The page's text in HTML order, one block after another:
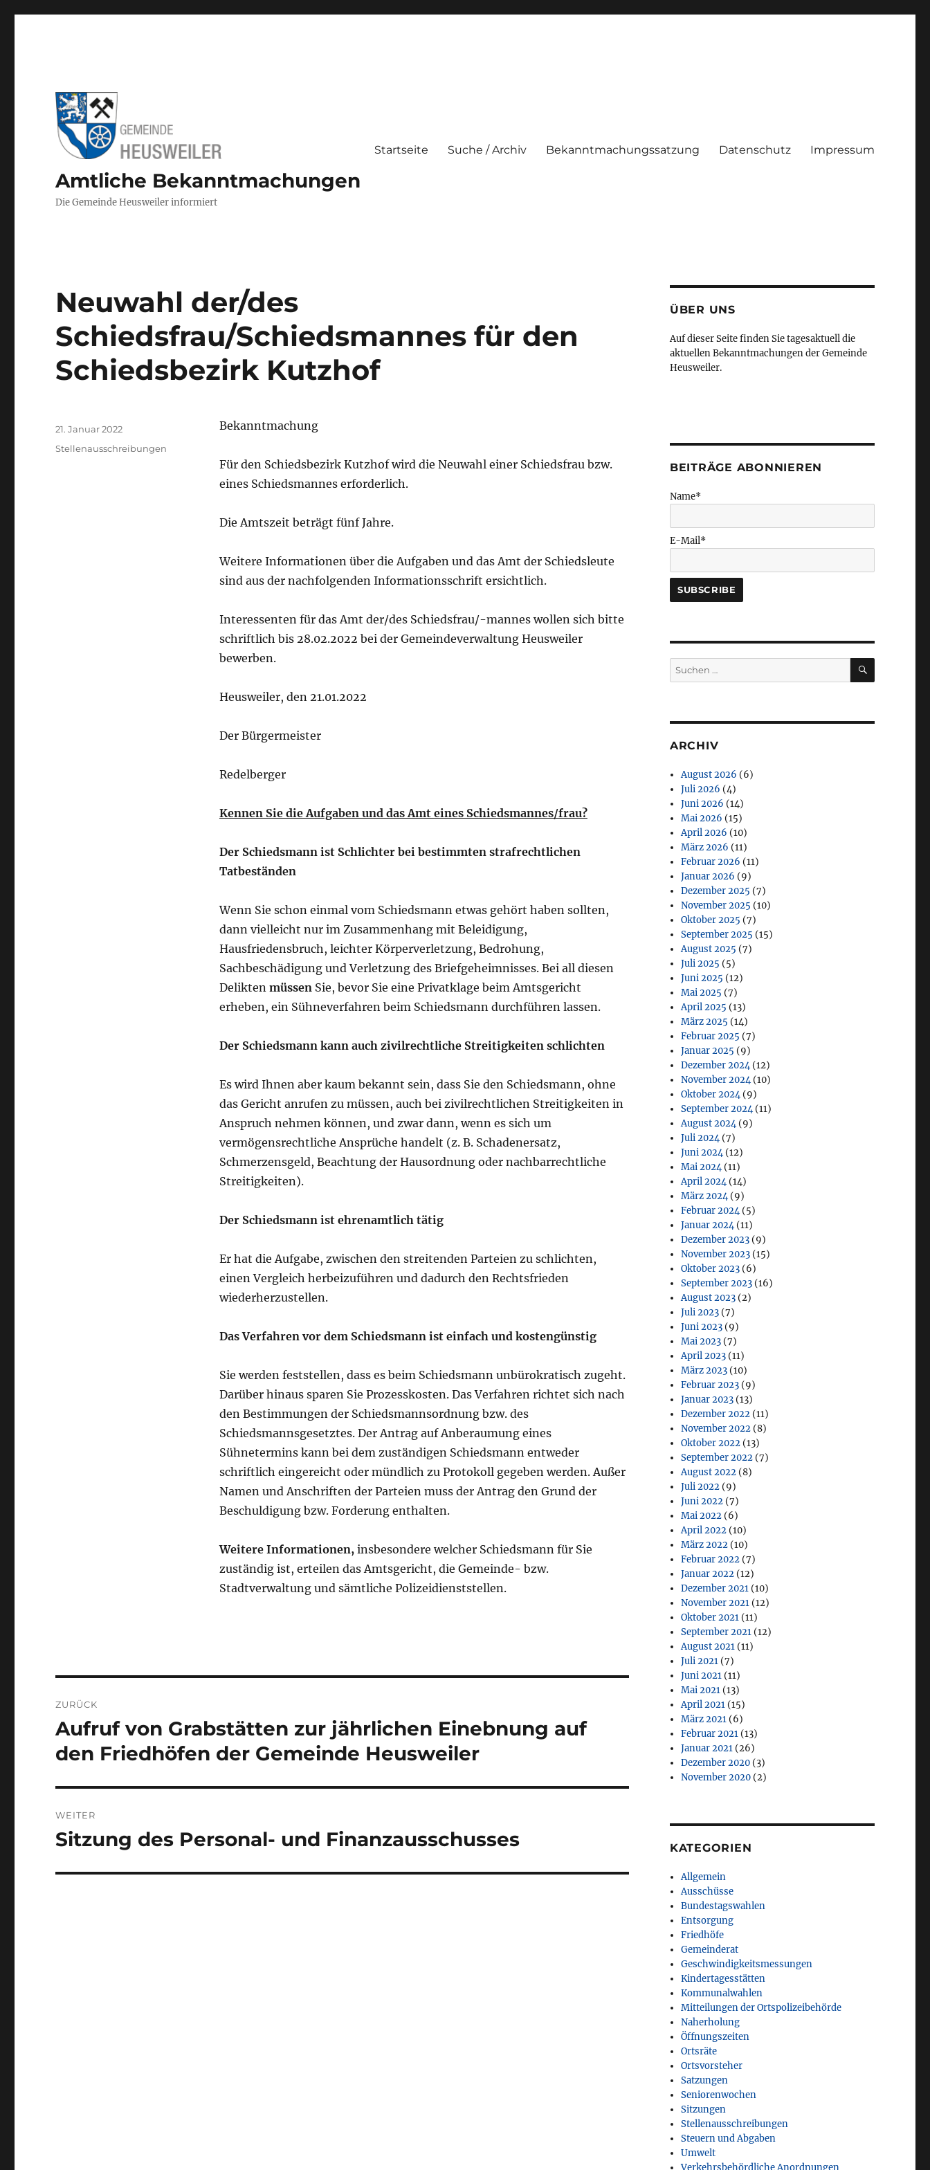
Amtliche Bekanntmachungen
Die Gemeinde Heusweiler informiert
Startseite Suche / Archiv Bekanntmachungssatzung Datenschutz Impressum
Neuwahl der/des
Schiedsfrau/Schiedsmannes für den
Schiedsbezirk Kutzhof
Bekanntmachung
Für den Schiedsbezirk Kutzhof wird die Neuwahl einer Schiedsfrau bzw.
eines Schiedsmannes erforderlich.
Die Amtszeit beträgt fünf Jahre.
Weitere Informationen über die Aufgaben und das Amt der Schiedsleute
sind aus der nachfolgenden Informationsschrift ersichtlich.
Interessenten für das Amt der/des Schiedsfrau/-mannes wollen sich bitte
schriftlich bis 28.02.2022 bei der Gemeindeverwaltung Heusweiler
bewerben.
Heusweiler, den 21.01.2022
Der Bürgermeister
Redelberger
Kennen Sie die Aufgaben und das Amt eines Schiedsmannes/frau?
Der Schiedsmann ist Schlichter bei bestimmten strafrechtlichen
Tatbeständen
Wenn Sie schon einmal vom Schiedsmann etwas gehört haben sollten,
dann vielleicht nur im Zusammenhang mit Beleidigung,
Hausfriedensbruch, leichter Körperverletzung, Bedrohung,
Sachbeschädigung und Verletzung des Briefgeheimnisses. Bei all diesen
Delikten müssen Sie, bevor Sie eine Privatklage beim Amtsgericht
erheben, ein Sühneverfahren beim Schiedsmann durchführen lassen.
Der Schiedsmann kann auch zivilrechtliche Streitigkeiten schlichten
Es wird Ihnen aber kaum bekannt sein, dass Sie den Schiedsmann, ohne
das Gericht anrufen zu müssen, auch bei zivilrechtlichen Streitigkeiten in
Anspruch nehmen können, und zwar dann, wenn es sich um
vermögensrechtliche Ansprüche handelt (z. B. Schadenersatz,
Schmerzensgeld, Beachtung der Hausordnung oder nachbarrechtliche
Streitigkeiten).
Der Schiedsmann ist ehrenamtlich tätig
Er hat die Aufgabe, zwischen den streitenden Parteien zu schlichten,
einen Vergleich herbeizuführen und dadurch den Rechtsfrieden
wiederherzustellen.
Das Verfahren vor dem Schiedsmann ist einfach und kostengünstig
Sie werden feststellen, dass es beim Schiedsmann unbürokratisch zugeht.
Darüber hinaus sparen Sie Prozesskosten. Das Verfahren richtet sich nach
den Bestimmungen der Schiedsmannsordnung bzw. des
Schiedsmannsgesetztes. Der Antrag auf Anberaumung eines
Sühnetermins kann bei dem zuständigen Schiedsmann entweder
schriftlich eingereicht oder mündlich zu Protokoll gegeben werden. Außer
Namen und Anschriften der Parteien muss der Antrag den Grund der
Beschuldigung bzw. Forderung enthalten.
Weitere Informationen, insbesondere welcher Schiedsmann für Sie
zuständig ist, erteilen das Amtsgericht, die Gemeinde- bzw.
Stadtverwaltung und sämtliche Polizeidienststellen.
Veröffentlicht
21. Januar 2022
Kategorien
Stellenausschreibungen
ZURÜCK
Vorheriger
Beitrag:
Aufruf von Grabstätten zur jährlichen Einebnung auf
den Friedhöfen der Gemeinde Heusweiler
WEITER
Nächster
Sitzung des Personal- und Finanzausschusses
ÜBER UNS
Auf dieser Seite finden Sie tagesaktuell die
aktuellen Bekanntmachungen der Gemeinde
Heusweiler.
BEITRÄGE ABONNIEREN
Name*
E-Mail*
Suchen
nach:
SUCHEN
ARCHIV
August 2026 (6)
Juli 2026 (4)
Juni 2026 (14)
Mai 2026 (15)
April 2026 (10)
März 2026 (11)
Februar 2026 (11)
Januar 2026 (9)
Dezember 2025 (7)
November 2025 (10)
Oktober 2025 (7)
September 2025 (15)
August 2025 (7)
Juli 2025 (5)
Juni 2025 (12)
Mai 2025 (7)
April 2025 (13)
März 2025 (14)
Februar 2025 (7)
Januar 2025 (9)
Dezember 2024(12)
November 2024(10)
Oktober 2024(9)
September 2024(11)
August 2024(9)
Juli 2024(7)
Juni 2024(12)
Mai 2024(11)
April 2024(14)
März 2024(9)
Februar 2024(5)
Januar 2024(11)
Dezember 2023 (9)
November 2023 (15)
Oktober 2023 (6)
September 2023 (16)
August 2023 (2)
Juli 2023 (7)
Juni 2023 (9)
Mai 2023 (7)
April 2023 (11)
März 2023 (10)
Februar 2023 (9)
Januar 2023 (13)
Dezember 2022 (11)
November 2022 (8)
Oktober 2022 (13)
September 2022 (7)
August 2022 (8)
Juli 2022 (9)
Juni 2022 (7)
Mai 2022 (6)
April 2022 (10)
März 2022 (10)
Februar 2022 (7)
Januar 2022 (12)
Dezember 2021 (10)
November 2021 (12)
Oktober 2021 (11)
September 2021 (12)
August 2021 (11)
Juli 2021 (7)
Juni 2021 (11)
Mai 2021 (13)
April 2021 (15)
März 2021 (6)
Februar 2021 (13)
Januar 2021 (26)
Dezember 2020 (3)
November 2020 (2)
KATEGORIEN
Allgemein
Ausschüsse
Bundestagswahlen
Entsorgung
Friedhöfe
Gemeinderat
Geschwindigkeitsmessungen
Kindertagesstätten
Kommunalwahlen
Mitteilungen der Ortspolizeibehörde
Naherholung
Öffnungszeiten
Ortsräte
Ortsvorsteher
Satzungen
Seniorenwochen
Sitzungen
Stellenausschreibungen
Steuern und Abgaben
Umwelt
Verkehrsbehördliche Anordnungen